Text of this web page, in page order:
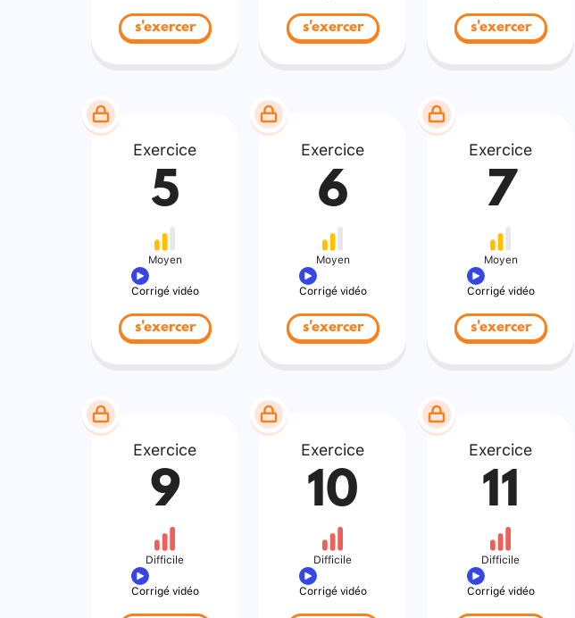
s'exercer s'exercer s'exercer
Exercice
5
Moyen
Corrigé vidéo
s'exercer
Exercice
6
Moyen
Corrigé vidéo
s'exercer
Exercice
7
Moyen
Corrigé vidéo
s'exercer
Exercice
9
Difficile
Corrigé vidéo
Exercice
10
Difficile
Corrigé vidéo
Exercice
11
Difficile
Corrigé vidéo